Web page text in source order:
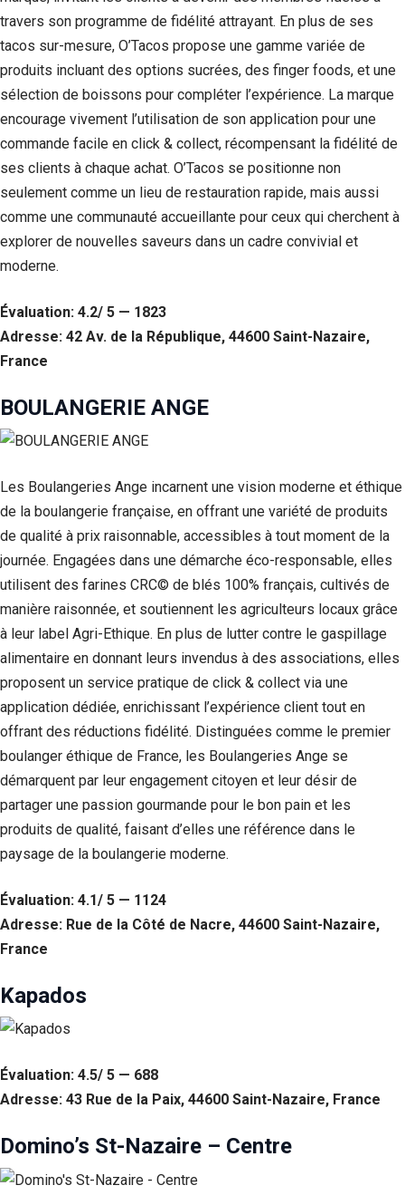
travers son programme de fidélité attrayant. En plus de ses
tacos sur-mesure, O’Tacos propose une gamme variée de
produits incluant des options sucrées, des finger foods, et une
sélection de boissons pour compléter l’expérience. La marque
encourage vivement l’utilisation de son application pour une
commande facile en click & collect, récompensant la fidélité de
ses clients à chaque achat. O’Tacos se positionne non
seulement comme un lieu de restauration rapide, mais aussi
comme une communauté accueillante pour ceux qui cherchent à
explorer de nouvelles saveurs dans un cadre convivial et
moderne.
Évaluation: 4.2/ 5 — 1823
Adresse: 42 Av. de la République, 44600 Saint-Nazaire,
France
BOULANGERIE ANGE
Les Boulangeries Ange incarnent une vision moderne et éthique
de la boulangerie française, en offrant une variété de produits
de qualité à prix raisonnable, accessibles à tout moment de la
journée. Engagées dans une démarche éco-responsable, elles
utilisent des farines CRC© de blés 100% français, cultivés de
manière raisonnée, et soutiennent les agriculteurs locaux grâce
à leur label Agri-Ethique. En plus de lutter contre le gaspillage
alimentaire en donnant leurs invendus à des associations, elles
proposent un service pratique de click & collect via une
application dédiée, enrichissant l’expérience client tout en
offrant des réductions fidélité. Distinguées comme le premier
boulanger éthique de France, les Boulangeries Ange se
démarquent par leur engagement citoyen et leur désir de
partager une passion gourmande pour le bon pain et les
produits de qualité, faisant d’elles une référence dans le
paysage de la boulangerie moderne.
Évaluation: 4.1/ 5 — 1124
Adresse: Rue de la Côté de Nacre, 44600 Saint-Nazaire,
France
Kapados
Évaluation: 4.5/ 5 — 688
Adresse: 43 Rue de la Paix, 44600 Saint-Nazaire, France
Domino’s St-Nazaire – Centre
Ces cookies ne
facultatifs. Ils
nécessaires au
fonctionnement
Statistiques
puissions
améliorer la
fonctionnalité
et la structure
du site Web,
de la façon
dont le site
Web est
utilisé.
Experience
site Web
fonctionne
aussi bien que
possible lors
de votre visite.
Si vous
refusez ces
cookies,
fonctionnalités
disparaîtront
du site Web.
Marketing
En partageant
votre intérêt et
votre
lorsque vous
visitez notre
chances de
contenu et des